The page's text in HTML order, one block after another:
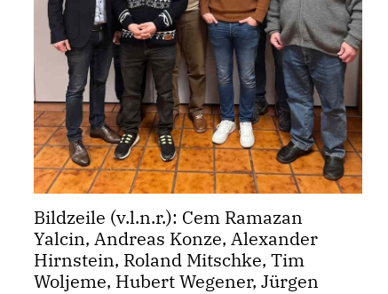
Bildzeile (v.l.n.r.): Cem Ramazan
Yalcin, Andreas Konze, Alexander
Hirnstein, Roland Mitschke, Tim
Woljeme, Hubert Wegener, Jürgen